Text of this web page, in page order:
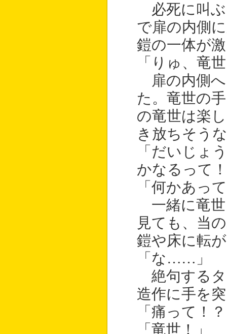
必死に叫ぶ
で扉の内側
鎧の一体が
「りゅ、竜
扉の内側へ
た。竜世の
の竜世は楽
き放ちそう
「だいじょ
かなるって
「何かあっ
一緒に竜世
見ても、当
鎧や床に転
「な……」
絶句するタ
造作に手を
「痛って！
「竜世！」